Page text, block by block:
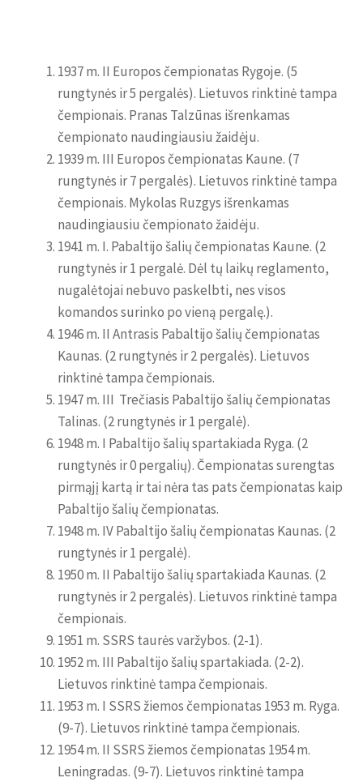
1937 m. II Europos čempionatas Rygoje. (5
rungtynės ir 5 pergalės). Lietuvos rinktinė tampa
čempionais. Pranas Talzūnas išrenkamas
čempionato naudingiausiu žaidėju.
1939 m. III Europos čempionatas Kaune. (7
rungtynės ir 7 pergalės). Lietuvos rinktinė tampa
čempionais. Mykolas Ruzgys išrenkamas
naudingiausiu čempionato žaidėju.
1941 m. I. Pabaltijo šalių čempionatas Kaune. (2
rungtynės ir 1 pergalė. Dėl tų laikų reglamento,
nugalėtojai nebuvo paskelbti, nes visos
komandos surinko po vieną pergalę.).
1946 m. II Antrasis Pabaltijo šalių čempionatas
Kaunas. (2 rungtynės ir 2 pergalės). Lietuvos
rinktinė tampa čempionais.
1947 m. III Trečiasis Pabaltijo šalių čempionatas
Talinas. (2 rungtynės ir 1 pergalė).
1948 m. I Pabaltijo šalių spartakiada Ryga. (2
rungtynės ir 0 pergalių). Čempionatas surengtas
pirmąjį kartą ir tai nėra tas pats čempionatas kaip
Pabaltijo šalių čempionatas.
1948 m. IV Pabaltijo šalių čempionatas Kaunas. (2
rungtynės ir 1 pergalė).
1950 m. II Pabaltijo šalių spartakiada Kaunas. (2
rungtynės ir 2 pergalės). Lietuvos rinktinė tampa
čempionais.
1951 m. SSRS taurės varžybos. (2-1).
1952 m. III Pabaltijo šalių spartakiada. (2-2).
Lietuvos rinktinė tampa čempionais.
1953 m. I SSRS žiemos čempionatas 1953 m. Ryga.
(9-7). Lietuvos rinktinė tampa čempionais.
1954 m. II SSRS žiemos čempionatas 1954 m.
Leningradas. (9-7). Lietuvos rinktinė tampa